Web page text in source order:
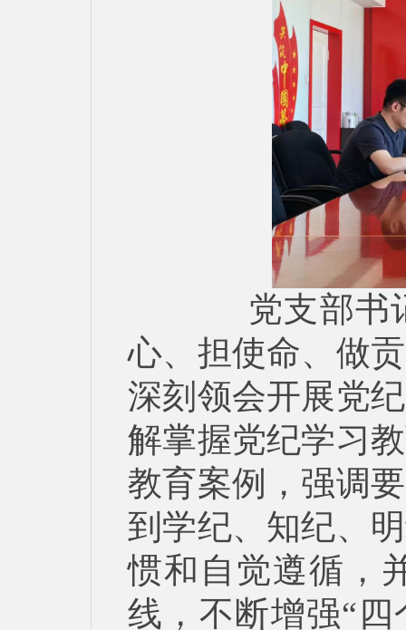
党支部书记
心、担使命、做
深刻领会开展党
解掌握党纪学习
教育案例，强调
到学纪、知纪、
惯和自觉遵循，
线，不断增强“四